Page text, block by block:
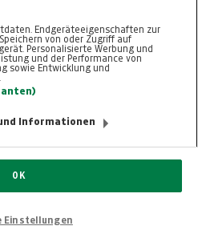
Media Online GmbH |
für den privaten
Weiterverwendung und
persönlichen Gebrauch
Endgeräteeigenschaften zur
von oder Zugriff auf
Personalisierte Werbung und
und der Performance von
sowie Entwicklung und
Informationen
OK
Einstellungen